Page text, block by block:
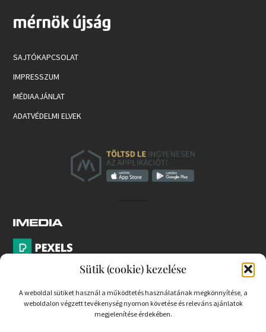
Sütik (cookie) kezelése
A weboldal sütiket használ a működtetés használatának megkönnyítése, a
weboldalon végzett tevékenység nyomon követése és releváns ajánlatok
megjelenítése érdekében.
SAJTÓKAPCSOLAT
IMPRESSZUM
MÉDIAAJÁNLAT
ADATVÉDELMI ELVEK
PARTNEREK